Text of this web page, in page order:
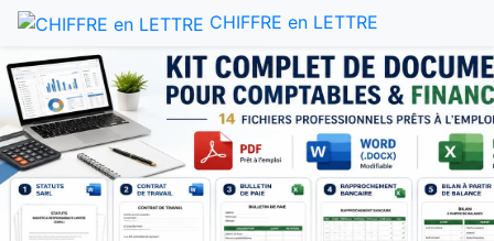
CHIFFRE en LETTRE